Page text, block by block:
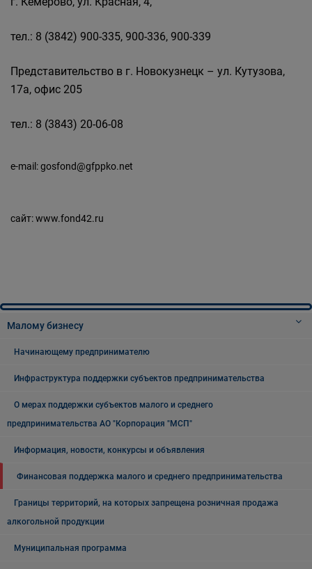
тел.: 8 (3842) 900-335, 900-336, 900-339
Представительство в г. Новокузнецк – ул. Кутузова,
17а, офис 205
тел.: 8 (3843) 20-06-08
e-mail:gosfond@gfppko.net
сайт:www.fond42.ru
Малому бизнесу
Начинающему предпринимателю
Инфраструктура поддержки субъектов предпринимательства
О мерах поддержки субъектов малого и среднего
предпринимательства АО "Корпорация "МСП"
Информация, новости, конкурсы и объявления
Финансовая поддержка малого и среднего предпринимательства
Границы территорий, на которых запрещена розничная продажа
алкогольной продукции
Муниципальная программа